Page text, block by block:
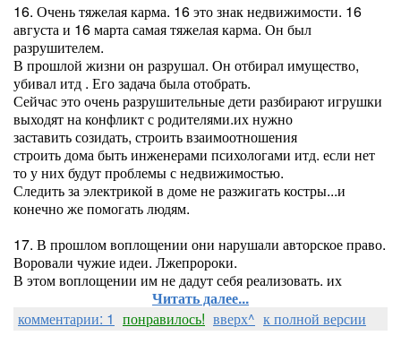
16. Очень тяжелая карма. 16 это знак недвижимости. 16
августа и 16 марта самая тяжелая карма. Он был
разрушителем.
В прошлой жизни он разрушал. Он отбирал имущество,
убивал итд . Его задача была отобрать.
Сейчас это очень разрушительные дети разбирают игрушки
выходят на конфликт с родителями.их нужно
заставить созидать, строить взаимоотношения
строить дома быть инженерами психологами итд. если нет
то у них будут проблемы с недвижимостью.
Следить за электрикой в доме не разжигать костры...и
конечно же помогать людям.
17. В прошлом воплощении они нарушали авторское право.
Воровали чужие идеи. Лжепророки.
В этом воплощении им не дадут себя реализовать. их
Читать далее...
комментарии: 1 понравилось! вверх^ к полной версии